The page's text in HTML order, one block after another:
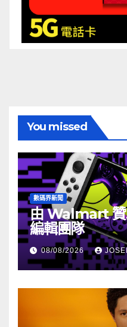
You missed
數碼界新聞
由 Walmart 贊
編輯團隊
08/08/2026